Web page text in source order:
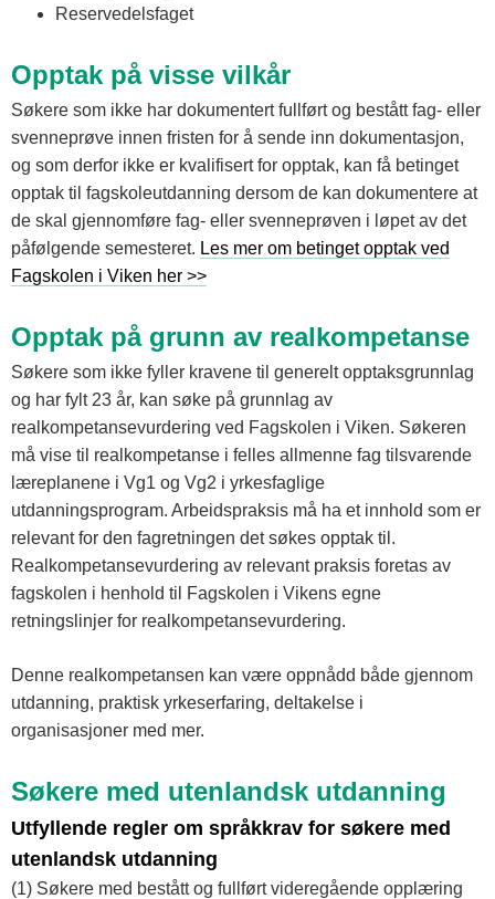
Reservedelsfaget
Opptak på visse vilkår
Søkere som ikke har dokumentert fullført og bestått fag- eller
svenneprøve innen fristen for å sende inn dokumentasjon,
og som derfor ikke er kvalifisert for opptak, kan få betinget
opptak til fagskoleutdanning dersom de kan dokumentere at
de skal gjennomføre fag- eller svenneprøven i løpet av det
påfølgende semesteret. Les mer om betinget opptak ved
Fagskolen i Viken her >>
Opptak på grunn av realkompetanse
Søkere som ikke fyller kravene til generelt opptaksgrunnlag
og har fylt 23 år, kan søke på grunnlag av
realkompetansevurdering ved Fagskolen i Viken. Søkeren
må vise til realkompetanse i felles allmenne fag tilsvarende
læreplanene i Vg1 og Vg2 i yrkesfaglige
utdanningsprogram. Arbeidspraksis må ha et innhold som er
relevant for den fagretningen det søkes opptak til.
Realkompetansevurdering av relevant praksis foretas av
fagskolen i henhold til Fagskolen i Vikens egne
retningslinjer for realkompetansevurdering.
Denne realkompetansen kan være oppnådd både gjennom
utdanning, praktisk yrkeserfaring, deltakelse i
organisasjoner med mer.
Søkere med utenlandsk utdanning
Utfyllende regler om språkkrav for søkere med
utenlandsk utdanning
(1) Søkere med bestått og fullført videregående opplæring